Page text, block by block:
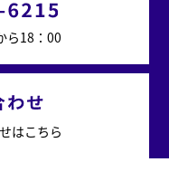
ら18：00
はこちら